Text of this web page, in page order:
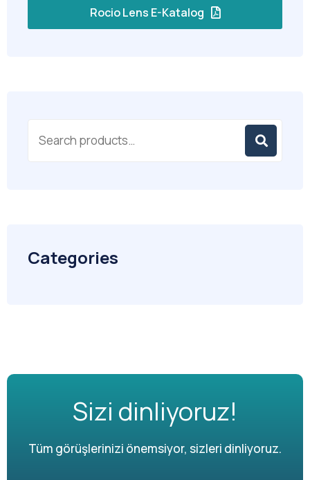
Rocio Lens E-Katalog
Categories
Sizi dinliyoruz!
Tüm görüşlerinizi önemsiyor, sizleri dinliyoruz.